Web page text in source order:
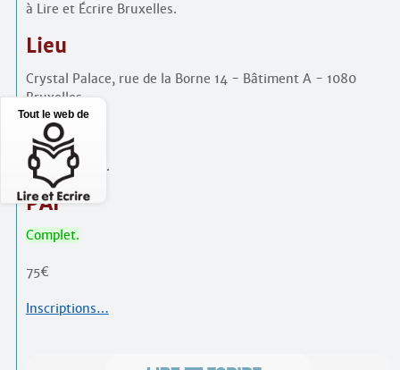
à Lire et Écrire Bruxelles.
Lieu
Crystal Palace, rue de la Borne 14 - Bâtiment A - 1080
Bruxelles.
Horaire
9h15 à 16h30.
PAF
Complet.
75€
Inscriptions…
Tout le web de